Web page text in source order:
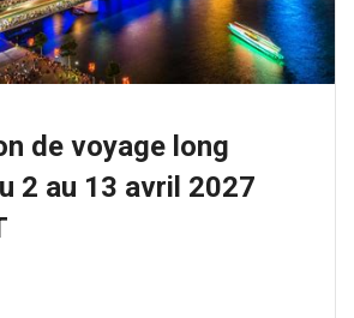
de voyage long
2 au 13 avril 2027